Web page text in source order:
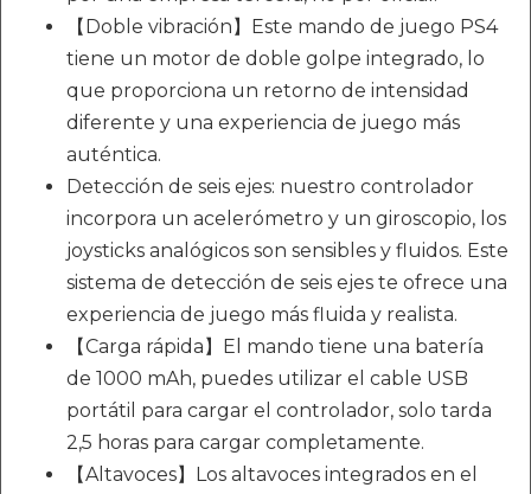
【Doble vibración】Este mando de juego PS4
tiene un motor de doble golpe integrado, lo
que proporciona un retorno de intensidad
diferente y una experiencia de juego más
auténtica.
Detección de seis ejes: nuestro controlador
incorpora un acelerómetro y un giroscopio, los
joysticks analógicos son sensibles y fluidos. Este
sistema de detección de seis ejes te ofrece una
experiencia de juego más fluida y realista.
【Carga rápida】El mando tiene una batería
de 1000 mAh, puedes utilizar el cable USB
portátil para cargar el controlador, solo tarda
2,5 horas para cargar completamente.
【Altavoces】Los altavoces integrados en el